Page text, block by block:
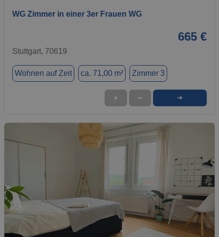
WG Zimmer in einer 3er Frauen WG
665 €
Stuttgart, 70619
Wohnen auf Zeit ca. 71,00 m² Zimmer 3
★ ➦ ➜